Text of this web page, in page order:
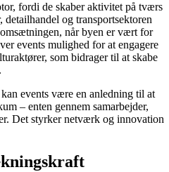
fordi de skaber aktivitet på tværs
detailhandel og transportsektoren
når byen er vært for
events mulighed for at engagere
som bidrager til at skabe
events være en anledning til at
– enten gennem samarbejder,
Det styrker netværk og innovation